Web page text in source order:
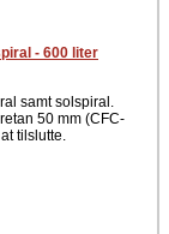
- 600 liter
samt solspiral.
50 mm (CFC-
tilslutte.